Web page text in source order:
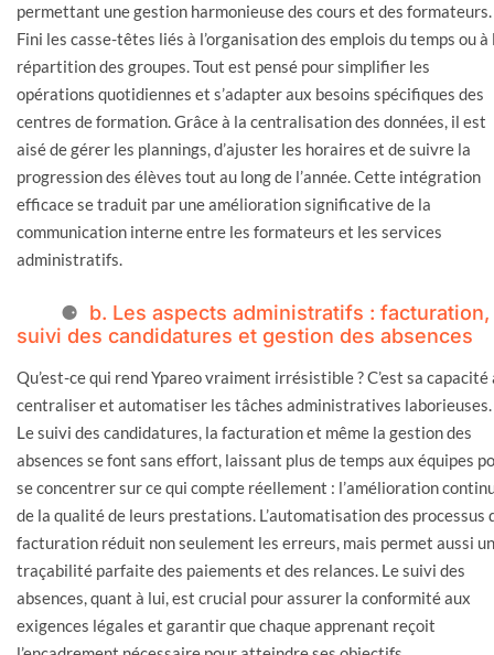
permettant une gestion harmonieuse des cours et des formateurs.
Fini les casse-têtes liés à l’organisation des emplois du temps ou à
répartition des groupes. Tout est pensé pour simplifier les
opérations quotidiennes et s’adapter aux besoins spécifiques des
centres de formation. Grâce à la centralisation des données, il est
aisé de gérer les plannings, d’ajuster les horaires et de suivre la
progression des élèves tout au long de l’année. Cette intégration
efficace se traduit par une amélioration significative de la
communication interne entre les formateurs et les services
administratifs.
b. Les aspects administratifs : facturation,
suivi des candidatures et gestion des absences
Qu’est-ce qui rend Ypareo vraiment irrésistible ? C’est sa capacité
centraliser et automatiser les tâches administratives laborieuses.
Le suivi des candidatures, la facturation et même la gestion des
absences se font sans effort, laissant plus de temps aux équipes
se concentrer sur ce qui compte réellement : l’amélioration
de la qualité de leurs prestations. L’automatisation des processus
facturation réduit non seulement les erreurs, mais permet aussi
traçabilité parfaite des paiements et des relances. Le suivi des
absences, quant à lui, est crucial pour assurer la conformité aux
exigences légales et garantir que chaque apprenant reçoit